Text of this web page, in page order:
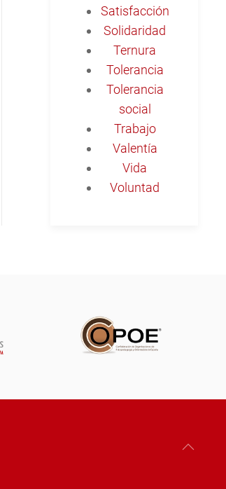
Satisfacción
Solidaridad
Ternura
Tolerancia
Tolerancia
social
Trabajo
Valentía
Vida
Voluntad